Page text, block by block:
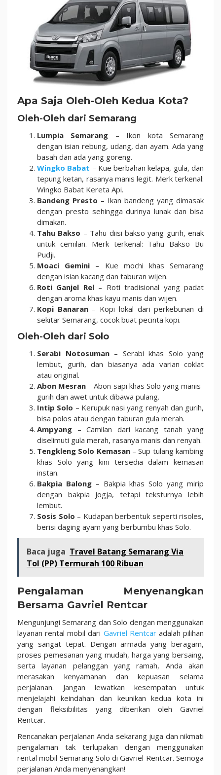
Apa Saja Oleh-Oleh Kedua Kota?
Oleh-Oleh dari Semarang
Lumpia Semarang – Ikon kota Semarang
dengan isian rebung, udang, dan ayam. Ada yang
basah dan ada yang goreng.
Wingko Babat – Kue berbahan kelapa, gula, dan
tepung ketan, rasanya manis legit. Merk terkenal:
Wingko Babat Kereta Api.
Bandeng Presto – Ikan bandeng yang dimasak
dengan presto sehingga durinya lunak dan bisa
dimakan.
Tahu Bakso – Tahu diisi bakso yang gurih, enak
untuk cemilan. Merk terkenal: Tahu Bakso Bu
Pudji.
Moaci Gemini – Kue mochi khas Semarang
dengan isian kacang dan taburan wijen.
Roti Ganjel Rel– Roti tradisional yang padat
dengan aroma khas kayu manis dan wijen.
Kopi Banaran– Kopi lokal dari perkebunan di
sekitar Semarang, cocok buat pecinta kopi.
Oleh-Oleh dari Solo
Serabi Notosuman– Serabi khas Solo yang
lembut, gurih, dan biasanya ada varian coklat
atau original.
Abon Mesran – Abon sapi khas Solo yang manis-
gurih dan awet untuk dibawa pulang.
Intip Solo – Kerupuk nasi yang renyah dan gurih,
bisa polos atau dengan taburan gula merah.
Ampyang – Camilan dari kacang tanah yang
diselimuti gula merah, rasanya manis dan renyah.
Tengkleng Solo Kemasan– Sup tulang kambing
khas Solo yang kini tersedia dalam kemasan
instan.
Bakpia Balong– Bakpia khas Solo yang mirip
dengan bakpia Jogja, tetapi teksturnya lebih
lembut.
Sosis Solo – Kudapan berbentuk seperti risoles,
berisi daging ayam yang berbumbu khas Solo.
Baca juga Travel Batang Semarang Via
Tol (PP) Termurah 100 Ribuan
Pengalaman Menyenangkan
Bersama Gavriel Rentcar
Mengunjungi Semarang dan Solo dengan menggunakan
layanan rental mobil dari Gavriel Rentcaradalah pilihan
yang sangat tepat. Dengan armada yang beragam,
proses pemesanan yang mudah, harga yang bersaing,
serta layanan pelanggan yang ramah, Anda akan
merasakan kenyamanan dan kepuasan selama
perjalanan. Jangan lewatkan kesempatan untuk
menjelajahi keindahan dan keunikan kedua kota ini
dengan fleksibilitas yang diberikan oleh Gavriel
Rentcar.
Rencanakan perjalanan Anda sekarang juga dan nikmati
pengalaman tak terlupakan dengan menggunakan
rental mobil Semarang Solo di Gavriel Rentcar. Semoga
perjalanan Anda menyenangkan!